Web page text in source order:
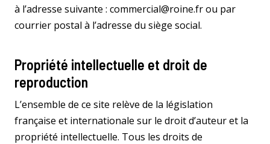
à l’adresse suivante : commercial@roine.fr ou par
courrier postal à l’adresse du siège social.
Propriété intellectuelle et droit de
reproduction
L’ensemble de ce site relève de la législation
française et internationale sur le droit d’auteur et la
propriété intellectuelle. Tous les droits de